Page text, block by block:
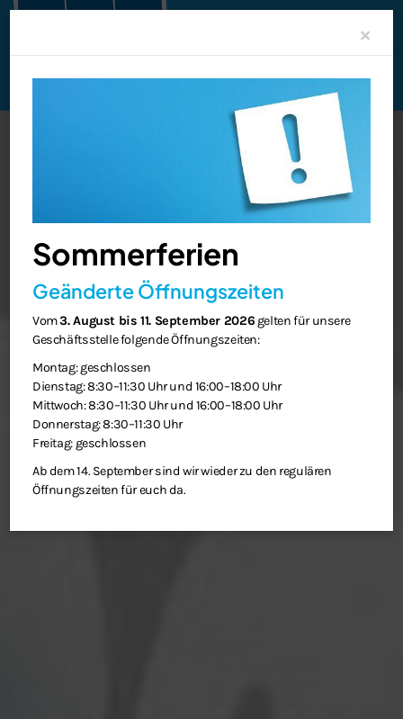
×
Sommerferien
Geänderte Öffnungszeiten
Vom3. August bis 11. September 2026 gelten für unsere
Geschäftsstelle folgende Öffnungszeiten:
Montag: geschlossen
Dienstag: 8:30–11:30 Uhr und 16:00–18:00 Uhr
Mittwoch: 8:30–11:30 Uhr und 16:00–18:00 Uhr
Donnerstag: 8:30–11:30 Uhr
Freitag: geschlossen
Ab dem 14. September sind wir wieder zu den regulären
Öffnungszeiten für euch da.